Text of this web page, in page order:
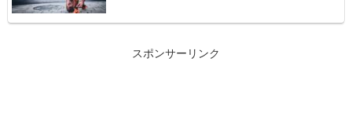
スポンサーリンク